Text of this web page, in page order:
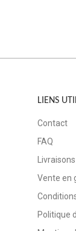
LIENS
Contact
FAQ
Vente en
Politique